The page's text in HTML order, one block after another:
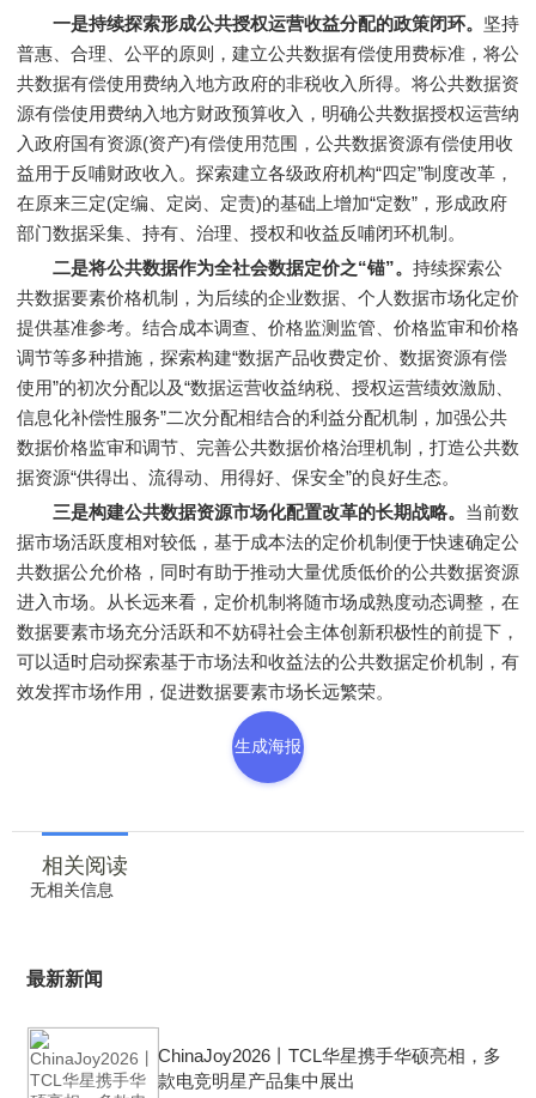
一是持续探索形成公共授权运营收益分配的政策闭环。 坚持
普惠、合理、公平的原则，建立公共数据有偿使用费标准，将公
共数据有偿使用费纳入地方政府的非税收入所得。将公共数据资
源有偿使用费纳入地方财政预算收入，明确公共数据授权运营纳
入政府国有资源(资产)有偿使用范围，公共数据资源有偿使用收
益用于反哺财政收入。探索建立各级政府机构“四定”制度改革，
在原来三定(定编、定岗、定责)的基础上增加“定数”，形成政府
部门数据采集、持有、治理、授权和收益反哺闭环机制。
二是将公共数据作为全社会数据定价之“锚”。 持续探索公
共数据要素价格机制，为后续的企业数据、个人数据市场化定价
提供基准参考。结合成本调查、价格监测监管、价格监审和价格
调节等多种措施，探索构建“数据产品收费定价、数据资源有偿
使用”的初次分配以及“数据运营收益纳税、授权运营绩效激励、
信息化补偿性服务”二次分配相结合的利益分配机制，加强公共
数据价格监审和调节、完善公共数据价格治理机制，打造公共数
据资源“供得出、流得动、用得好、保安全”的良好生态。
三是构建公共数据资源市场化配置改革的长期战略。 当前数
据市场活跃度相对较低，基于成本法的定价机制便于快速确定公
共数据公允价格，同时有助于推动大量优质低价的公共数据资源
进入市场。从长远来看，定价机制将随市场成熟度动态调整，在
数据要素市场充分活跃和不妨碍社会主体创新积极性的前提下，
可以适时启动探索基于市场法和收益法的公共数据定价机制，有
效发挥市场作用，促进数据要素市场长远繁荣。
生成海报
相关阅读
无相关信息
最新新闻
ChinaJoy2026丨TCL华星携手华硕亮相，多
款电竞明星产品集中展出